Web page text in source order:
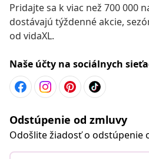
Pridajte sa k viac než 700 000
dostávajú týždenné akcie,
od vidaXL.
Naše účty na sociálnych
Odstúpenie od zmluvy
Odošlite žiadosť o odstúpenie